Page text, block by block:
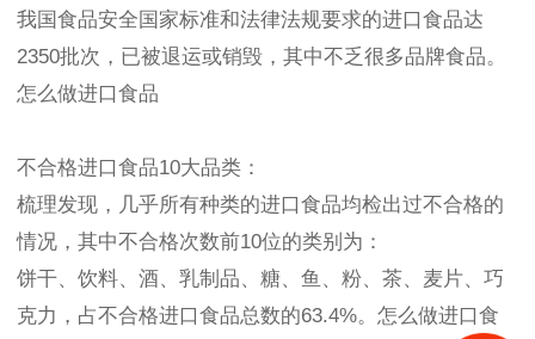
我国食品安全国家标准和法律法规要求的进口食品达
2350批次，已被退运或销毁，其中不乏很多品牌食品。
怎么做进口食品
不合格进口食品10大品类：
梳理发现，几乎所有种类的进口食品均检出过不合格的
情况，其中不合格次数前10位的类别为：
饼干、饮料、酒、乳制品、糖、鱼、粉、茶、麦片、巧
克力，占不合格进口食品总数的63.4%。怎么做进口食